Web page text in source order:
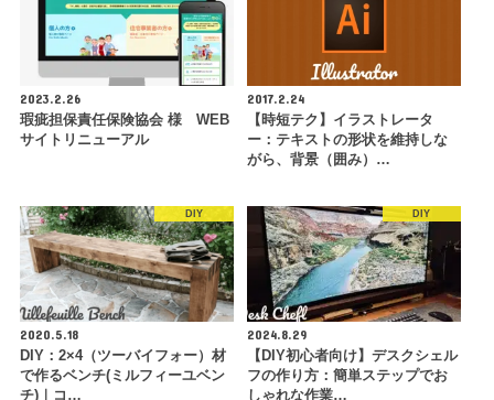
2023.2.26
瑕疵担保責任保険協会 様 WEB
サイトリニューアル
2017.2.24
【時短テク】イラストレータ
ー：テキストの形状を維持しな
がら、背景（囲み）…
DIY
2020.5.18
DIY：2×4（ツーバイフォー）材
で作るベンチ(ミルフィーユベン
チ)｜コ…
DIY
2024.8.29
【DIY初心者向け】デスクシェル
フの作り方：簡単ステップでお
しゃれな作業…